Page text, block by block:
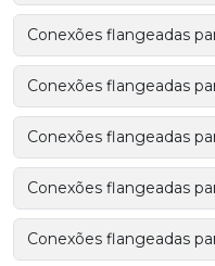
Conexões flangeadas
Conexões flangeadas
Conexões flangeadas
Conexões flangeadas
Conexões flangeadas